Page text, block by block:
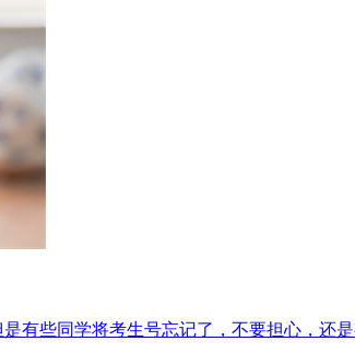
有些同学将考生号忘记了，不要担心，还